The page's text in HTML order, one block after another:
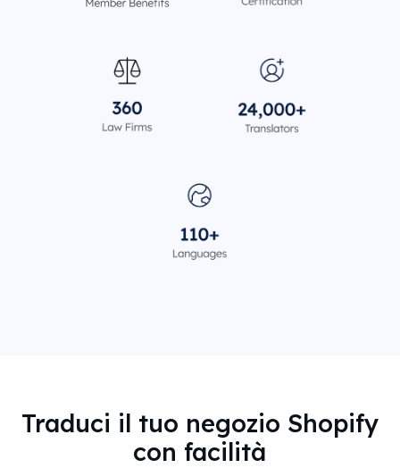
Traduci il tuo negozio Shopify
con facilità